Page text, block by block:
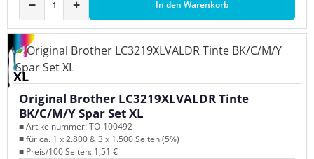
− + In den Warenkorb
XL
Original Brother LC3219XLVALDR Tinte
BK/C/M/Y Spar Set XL
■ Artikelnummer: TO-100492
■ für ca. 1 x 2.800 & 3 x 1.500 Seiten (5%)
■ Preis/100 Seiten: 1,51 €